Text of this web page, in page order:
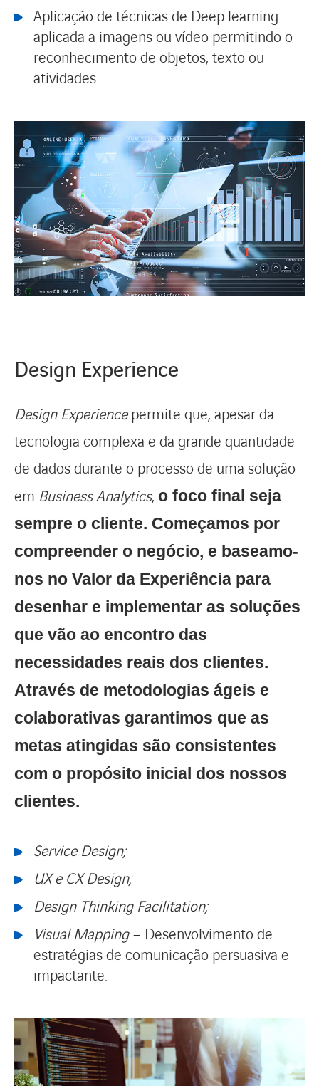
Aplicação de técnicas de Deep learning
aplicada a imagens ou vídeo permitindo o
reconhecimento de objetos, texto ou
atividades
Design Experience
Design Experiencepermite que, apesar da
tecnologia complexa e da grande quantidade
de dados durante o processo de uma solução
em Business Analytics, o foco final seja
sempre o cliente. Começamos por
compreender o negócio, e baseamo-
nos no Valor da Experiência para
desenhar e implementar as soluções
que vão ao encontro das
necessidades reais dos clientes.
Através de metodologias ágeis e
colaborativas garantimos que as
metas atingidas são consistentes
com o propósito inicial dos nossos
clientes.
Service Design;
UX e CX Design;
Design Thinking Facilitation;
Visual Mapping– Desenvolvimento de
estratégias de comunicação persuasiva e
impactante.